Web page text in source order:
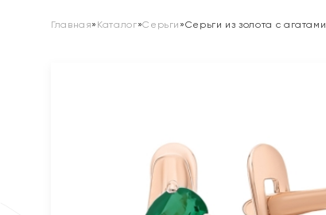
Главная» Каталог»Серьги »Серьги из золота с агатами